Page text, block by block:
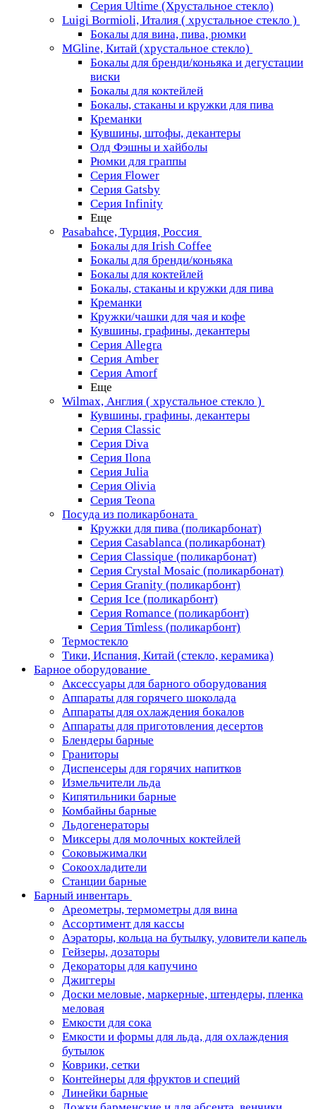
Серия Ultime (Хрустальное стекло)
Luigi Bormioli, Италия ( хрустальное стекло )
Бокалы для вина, пива, рюмки
MGline, Китай (хрустальное стекло)
Бокалы для бренди/коньяка и дегустации
виски
Бокалы для коктейлей
Бокалы, стаканы и кружки для пива
Креманки
Кувшины, штофы, декантеры
Олд Фэшны и хайболы
Рюмки для граппы
Серия Flower
Серия Gatsby
Серия Infinity
Еще
Pasabahce, Турция, Россия
Бокалы для Irish Coffee
Бокалы для бренди/коньяка
Бокалы для коктейлей
Бокалы, стаканы и кружки для пива
Креманки
Кружки/чашки для чая и кофе
Кувшины, графины, декантеры
Серия Allegra
Серия Amber
Серия Amorf
Еще
Wilmax, Англия ( хрустальное стекло )
Кувшины, графины, декантеры
Серия Classic
Серия Diva
Серия Ilona
Серия Julia
Серия Olivia
Серия Teona
Посуда из поликарбоната
Кружки для пива (поликарбонат)
Серия Casablanсa (поликарбонат)
Серия Classique (поликарбонат)
Серия Crystal Mosaic (поликарбонат)
Серия Granity (поликарбонт)
Серия Ice (поликарбонт)
Серия Romance (поликарбонт)
Серия Timless (поликарбонт)
Термостекло
Тики, Испания, Китай (стекло, керамика)
Барное оборудование
Аксессуары для барного оборудования
Аппараты для горячего шоколада
Аппараты для охлаждения бокалов
Аппараты для приготовления десертов
Блендеры барные
Граниторы
Диспенсеры для горячих напитков
Измельчители льда
Кипятильники барные
Комбайны барные
Льдогенераторы
Миксеры для молочных коктейлей
Соковыжималки
Сокоохладители
Станции барные
Барный инвентарь
Ареометры, термометры для вина
Ассортимент для кассы
Аэраторы, кольца на бутылку, уловители капель
Гейзеры, дозаторы
Декораторы для капучино
Джиггеры
Доски меловые, маркерные, штендеры, пленка
меловая
Емкости для сока
Емкости и формы для льда, для охлаждения
бутылок
Коврики, сетки
Контейнеры для фруктов и специй
Линейки барные